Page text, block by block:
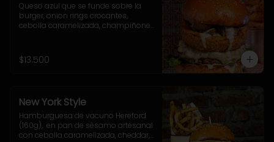
Queso azul que se funde sobre la
burger, onion rings crocantes,
cebolla caramelizada, champiñones
la cabeza.
$13.500
New York Style
Hamburguesa de vacuno Hereford
(160g),  en pan de sésamo artesanal
con cebolla caramelizada, cheddar,